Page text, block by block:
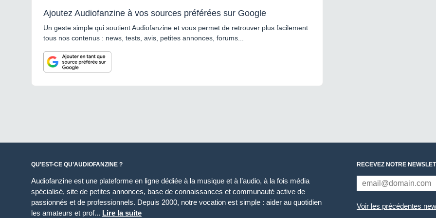
Ajoutez Audiofanzine à vos sources préférées sur Google
Un geste simple qui soutient Audiofanzine et vous permet de retrouver plus facilement
tous nos contenus : news, tests, avis, petites annonces, forums...
QU’EST-CE QU’AUDIOFANZINE ?
Audiofanzine est une plateforme en ligne dédiée à la musique et à l’audio, à la fois média
spécialisé, site de petites annonces, base de connaissances et communauté active de
passionnés et de professionnels. Depuis 2000, notre vocation est simple : aider au quotidien
les amateurs et prof... Lire la suite
RECEVEZ NOTRE
Voir les précédentes